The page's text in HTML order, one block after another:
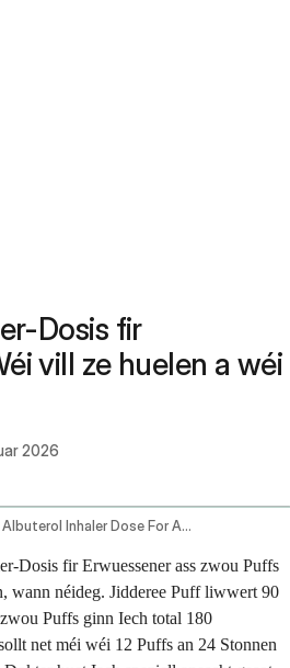
Dosis fir
vill ze huelen a wéi
2026
Albuterol Inhaler Dose For Adults
Dosis fir Erwuessener ass zwou Puffs
wann néideg. Jidderee Puff liwwert 90
Puffs ginn Iech total 180
net méi wéi 12 Puffs an 24 Stonnen